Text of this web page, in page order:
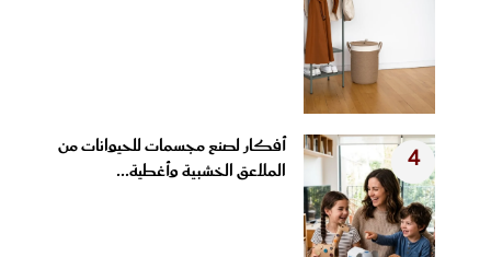
4
أفكار لصنع مجسمات للحيوانات من
الملاعق الخشبية وأغطية...